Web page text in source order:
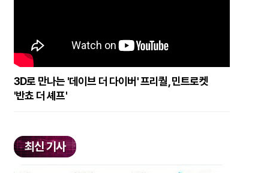
3D로 만나는 '데이브 더 다이버' 프리퀄, 민트로켓
'반쵸 더 셰프'
최신 기사